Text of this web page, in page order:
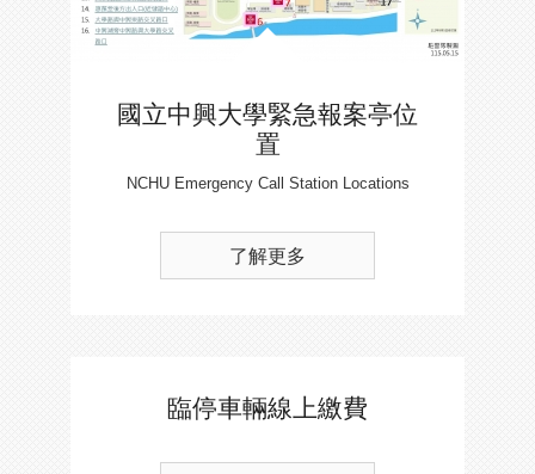
國立中興大學緊急報案亭位
置
NCHU Emergency Call Station Locations
了解更多
臨停車輛線上繳費